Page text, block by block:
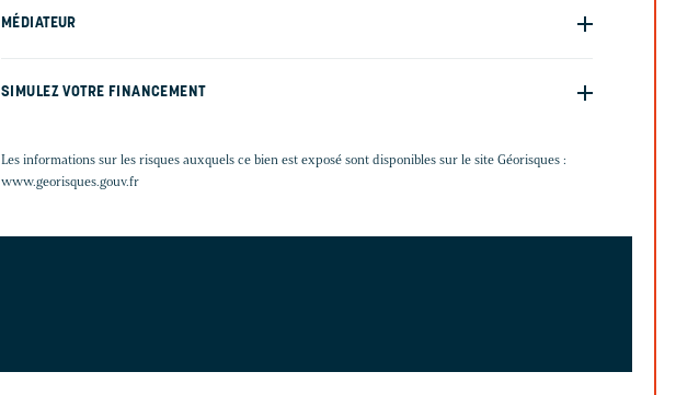
MÉDIATEUR
SIMULEZ VOTRE FINANCEMENT
Les informations sur les risques auxquels ce bien est exposé sont disponibles sur le site Géorisques :
www.georisques.gouv.fr